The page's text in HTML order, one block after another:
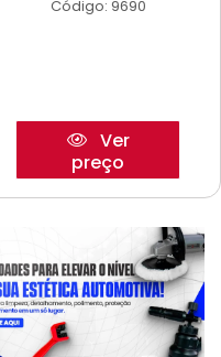
Código: 9690
Ver
preço